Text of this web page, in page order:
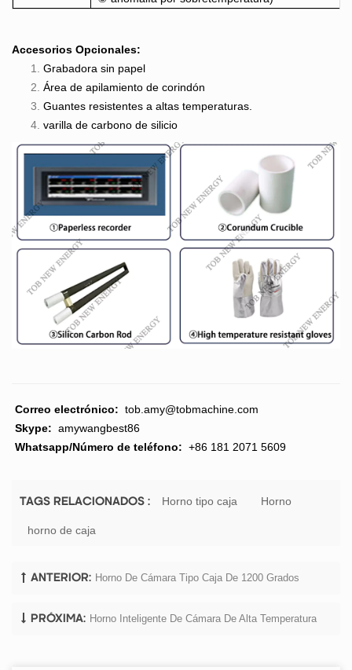
Accesorios Opcionales:
Grabadora sin papel
Área de apilamiento de corindón
Guantes resistentes a altas temperaturas.
varilla de carbono de silicio
Correo electrónico: tob.amy@tobmachine.com
Skype: amywangbest86
Whatsapp/Número de teléfono: +86 181 2071 5609
TAGS RELACIONADOS : Horno tipo caja Horno
horno de caja
ANTERIOR: Horno De Cámara Tipo Caja De 1200 Grados
PRÓXIMA: Horno Inteligente De Cámara De Alta Temperatura